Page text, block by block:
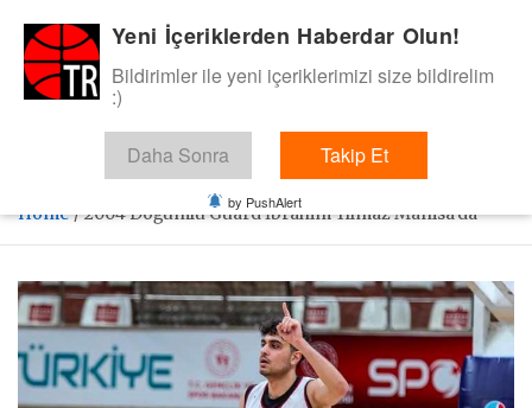
content
BasketTR
Sol dip çizgiden bir basket de bizden gelsin dedik.
Home 2004 Doğumlu Guard İbrahim Yılmaz Manisa’da
Yeni İçeriklerden Haberdar Olun!
Bildirimler ile yeni içeriklerimizi size bildirelim
:)
Daha Sonra Takip Et
by PushAlert